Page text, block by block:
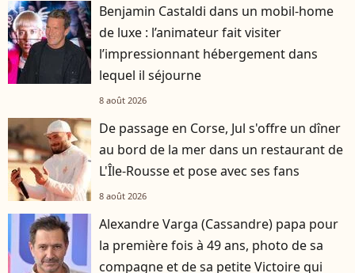
Benjamin Castaldi dans un mobil-home
de luxe : l’animateur fait visiter
l’impressionnant hébergement dans
lequel il séjourne
8 août 2026
De passage en Corse, Jul s'offre un dîner
au bord de la mer dans un restaurant de
L'Île-Rousse et pose avec ses fans
8 août 2026
Alexandre Varga (Cassandre) papa pour
la première fois à 49 ans, photo de sa
compagne et de sa petite Victoire qui